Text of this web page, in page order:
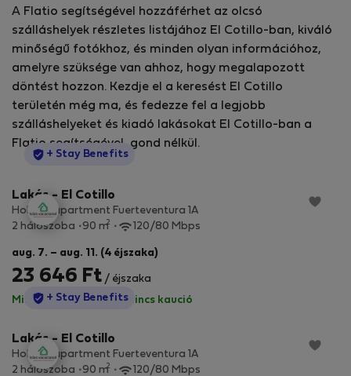
A Flatio segítségével hozzáférhet az olcsó
szálláshelyek részletes listájához El Cotillo-ban, kiváló
minőségű fotókhoz, és minden olyan információhoz,
amelyre szüksége van ahhoz, hogy megalapozott
döntést hozzon. Kezdje el a keresést El Cotillo
területén még ma, és fedezze fel a legjobb
szálláshelyeket és kiadó lakásokat El Cotillo-ban a
Flatio segítségével, gond nélkül.
StayProtection
+ Stay Benefits
Lakás - El Cotillo
Holiday apartment Fuerteventura 1A
2 hálószoba
90 m2 120/80 Mbps
aug. 7. – aug. 11. (4 éjszaka)
23 646 Ft / éjszaka
Minden díj benne van·Nincs kaució
StayProtection
+ Stay Benefits
Lakás - El Cotillo
Holiday apartment Fuerteventura 1A
2 hálószoba
90 m2 120/80 Mbps